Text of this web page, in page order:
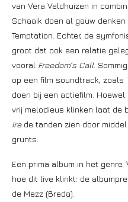
van Vera Veldhuizen in
Schaaik doen al gauw
Temptation. Echter, de
groot dat ook een relatie
vooral Freedom’s Call.
op een film soundtrack, zoals
doen bij een actiefilm.
vrij melodieus klinken laat de
Irede tanden zien door
grunts.
Een prima album in het
hoe dit live klinkt: de
de Mezz (Breda).